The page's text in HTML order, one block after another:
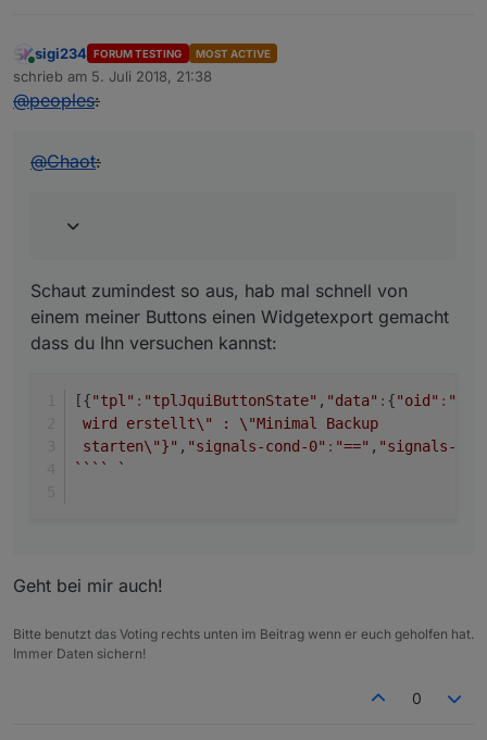
Online
sigi234 FORUM TESTING MOST ACTIVE
schrieb am 5. Juli 2018, 21:38
zuletzt editiert von
@peoples:
@Chaot:
Schaut zumindest so aus, hab mal schnell von
einem meiner Buttons einen Widgetexport gemacht
dass du Ihn versuchen kannst:
[{"tpl" : "tplJquiButtonState" , "data" : {"oid" :
wird erstellt\" : \"Minimal Backup
starten\"}" , "signals-cond-0" : "==" , "signals-
`` `` `
Geht bei mir auch!
Bitte benutzt das Voting rechts unten im Beitrag wenn er euch geholfen hat.
Immer Daten sichern!
0